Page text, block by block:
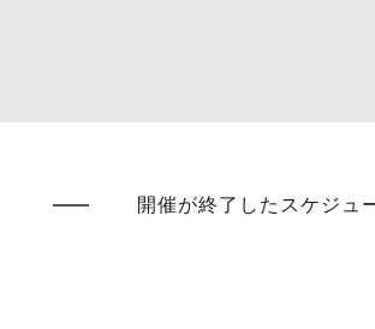
開催が終了したスケジュ